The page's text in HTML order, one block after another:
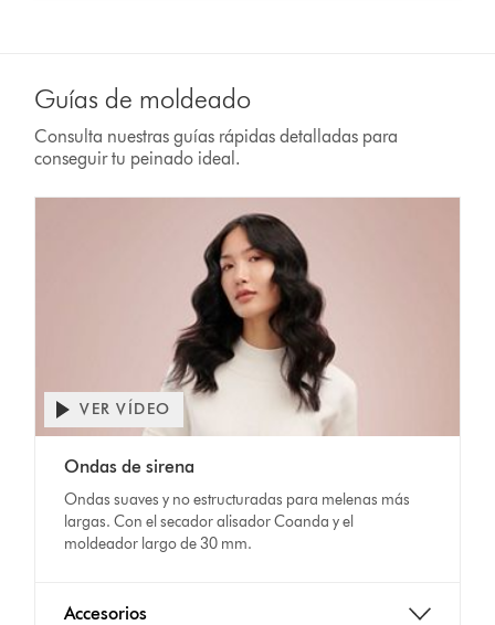
Guías de moldeado
Consulta nuestras guías rápidas detalladas para
conseguir tu peinado ideal.
VER VÍDEO
Ondas de sirena
Ondas suaves y no estructuradas para melenas más
largas. Con el secador alisador Coanda y el
moldeador largo de 30 mm.
Accesorios